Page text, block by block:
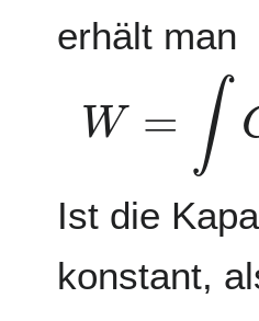
erhält man
W= M
Ist die
konstant,